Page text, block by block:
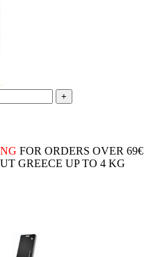
+
FOR ORDERS OVER 69€
GREECE UP TO 4 KG